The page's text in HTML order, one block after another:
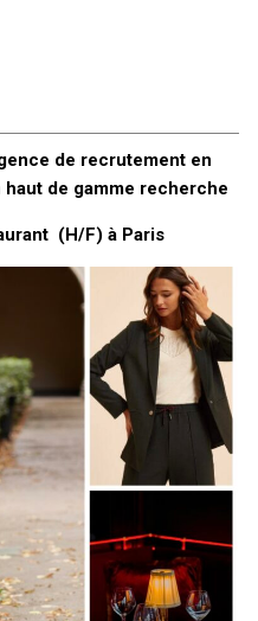
de recrutement en
de gamme recherche
(H/F) à Paris